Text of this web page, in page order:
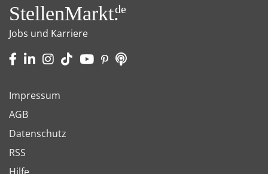
StellenMarkt.de
Jobs und Karriere
Impressum
AGB
Datenschutz
RSS